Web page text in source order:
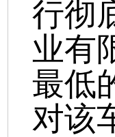
行彻
业有
最低
对该